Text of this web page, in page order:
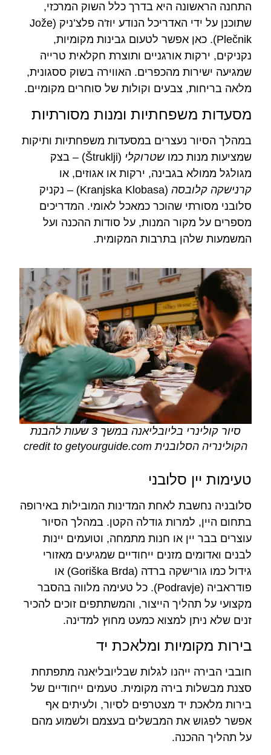
התחנה הראשונה היא בדרך כלל השוק המרכזי,
שתוכנן על ידי האדריכל הנודע יוז'ה פלצ’ניק (Jože
Plečnik). כאן אפשר לטעום גבינות מקומיות,
נקניקים, ירקות אורגניים ותוצרת חקלאית טרייה
שמגיעה ישירות מהכפרים. האווירה בשוק ססגונית,
מלאה בריחות, צבעים וקולות של סוחרים מקומיים.
מסעדות משפחתיות ומנות מסורתיות
במהלך הסיור נעצרים במסעדות משפחתיות ותיקות
שמציעות מנות כמושטרוקלי
(Štruklji) – בצק
מגולגל ממולא בגבינה, ירקות או אגוזים, או
קרנישקה קלובסה
(Kranjska Klobasa) – נקניק
סלובני מסורתי שהוכר כמאכל לאומי. המדריכים
מספרים על מקור המנות, על סודות ההכנה ועל
המשמעות שלהן בתרבות המקומית.
סיור קולינרי בליובליאנה במשך 3 שעות להבנת
הקולינריה הסלובנית credit to getyourguide.com
טעימות יין סלובני
סלובניה נחשבת לאחת המדינות המובילות באירופה
בתחום היין, למרות גודלה הקטן. במהלך הסיור
עוצרים בבר יין או חנות מתמחה, וטועמים יינות
לבנים ואדומים מזנים ייחודיים שמגיעים מאזורי
גידול כמו גורישקה ברדה (Goriška Brda) או
פודראביה (Podravje). כל טעימה מלווה בהסבר
מקצועי על תהליך הייצור, והמשתתפים זוכים להכיר
זנים שלא ניתן למצוא כמעט מחוץ למדינה.
בירות מקומיות ומלאכת יד
חובבי הבירה ייהנו לגלות שבליובליאנה מתפתחת
סצנת מבשלות בירה מקומית. טעמים ייחודיים של
בירות מלאכת יד מצטרפים לסיור, ולעיתים אף
אפשר לפגוש את המבשלים בעצמם ולשמוע מהם
על תהליך ההכנה.